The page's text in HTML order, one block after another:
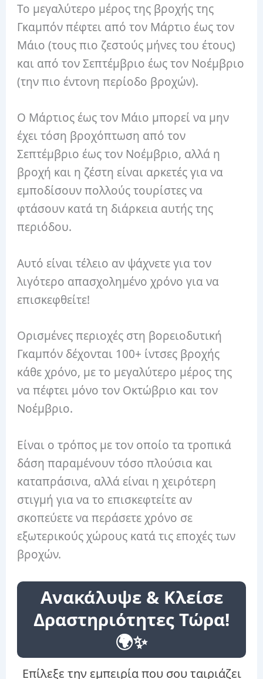
Το μεγαλύτερο μέρος της βροχής της
Γκαμπόν πέφτει από τον Μάρτιο έως τον
Μάιο (τους πιο ζεστούς μήνες του έτους)
και από τον Σεπτέμβριο έως τον Νοέμβριο
(την πιο έντονη περίοδο βροχών).
Ο Μάρτιος έως τον Μάιο μπορεί να μην
έχει τόση βροχόπτωση από τον
Σεπτέμβριο έως τον Νοέμβριο, αλλά η
βροχή και η ζέστη είναι αρκετές για να
εμποδίσουν πολλούς τουρίστες να
φτάσουν κατά τη διάρκεια αυτής της
περιόδου.
Αυτό είναι τέλειο αν ψάχνετε για τον
λιγότερο απασχολημένο χρόνο για να
επισκεφθείτε!
Ορισμένες περιοχές στη βορειοδυτική
Γκαμπόν δέχονται 100+ ίντσες βροχής
κάθε χρόνο, με το μεγαλύτερο μέρος της
να πέφτει μόνο τον Οκτώβριο και τον
Νοέμβριο.
Είναι ο τρόπος με τον οποίο τα τροπικά
δάση παραμένουν τόσο πλούσια και
καταπράσινα, αλλά είναι η χειρότερη
στιγμή για να το επισκεφτείτε αν
σκοπεύετε να περάσετε χρόνο σε
εξωτερικούς χώρους κατά τις εποχές των
βροχών.
Ανακάλυψε & Κλείσε
Δραστηριότητες Τώρα!
🌍✨
Επίλεξε την εμπειρία που σου ταιριάζει